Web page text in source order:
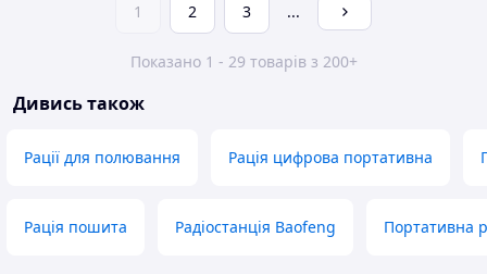
1 2 3 ...
Показано 1 - 29 товарів з 200+
Дивись також
Рації для полювання Рація цифрова портативна
Рація пошита Радіостанція Baofeng Портативна